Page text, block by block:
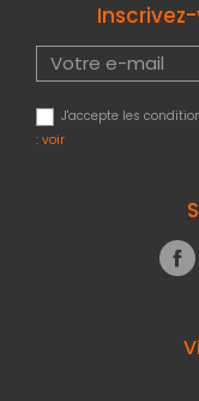
J'accepte les
: voir